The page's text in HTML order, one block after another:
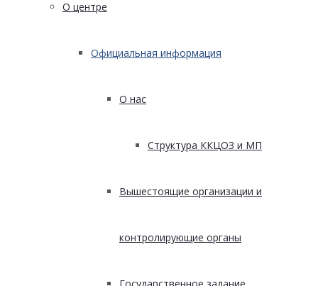
О центре
Официальная информация
О нас
Структура ККЦОЗ и МП
Вышестоящие организации и
контролирующие органы